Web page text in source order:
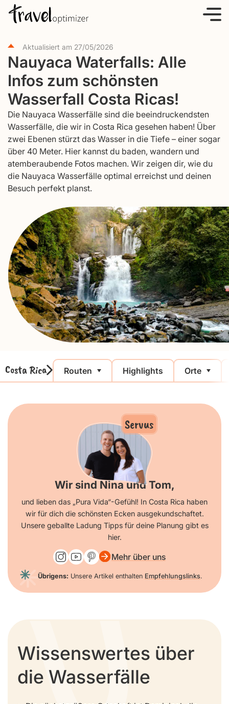
Aktualisiert am 27/05/2026
Nauyaca Waterfalls: Alle
Infos zum schönsten
Wasserfall Costa Ricas!
Die Nauyaca Wasserfälle sind die beeindruckendsten
Wasserfälle, die wir in Costa Rica gesehen haben! Über
zwei Ebenen stürzt das Wasser in die Tiefe – einer sogar
über 40 Meter. Hier kannst du baden, wandern und
atemberaubende Fotos machen. Wir zeigen dir, wie du
die Nauyaca Wasserfälle optimal erreichst und deinen
Besuch perfekt planst.
Costa Rica Routen Highlights Orte
Servus
Wir sind Nina und Tom,
und lieben das „Pura Vida“-Gefühl! In Costa Rica haben
wir für dich die schönsten Ecken ausgekundschaftet.
Unsere geballte Ladung Tipps für deine Planung gibt es
hier.
Mehr über uns
Übrigens: Unsere Artikel enthalten Empfehlungslinks.
Wissenswertes über
die Wasserfälle